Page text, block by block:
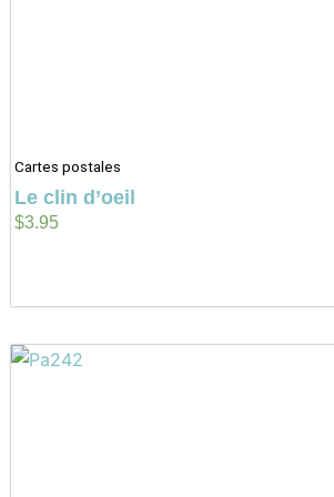
Cartes postales
Le clin d’oeil
$3.95